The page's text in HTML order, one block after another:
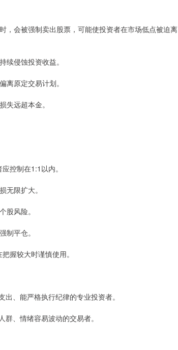
，会被强制卖出股票，可能使投资者在市场低点被迫离
侵蚀投资收益。
原定交易计划。
远超本金。
控制在1:1以内。
限扩大。
风险。
平仓。
握较大时谨慎使用。
、能严格执行纪律的专业投资者。
、情绪容易波动的交易者。